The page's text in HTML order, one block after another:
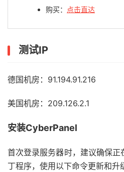
购买：
点击直达
测试IP
德国机房：91.194.91.216
美国机房：209.126.2.1
安装Cyber​​Panel
首次登录服务器时，建议确保
丁程序，使用以下命令更新和升